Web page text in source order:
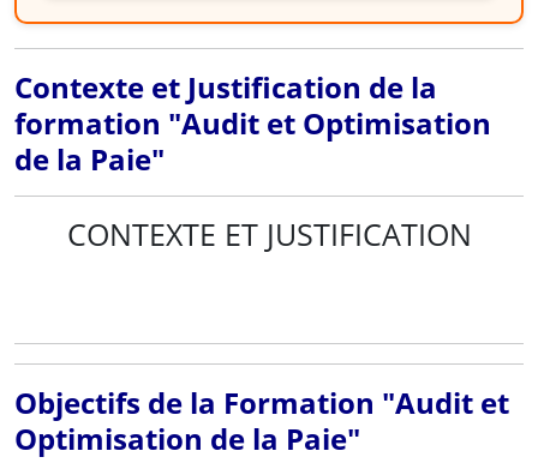
Contexte et Justification de la
formation "Audit et Optimisation
de la Paie"
CONTEXTE ET JUSTIFICATION
Objectifs de la Formation "Audit et
Optimisation de la Paie"